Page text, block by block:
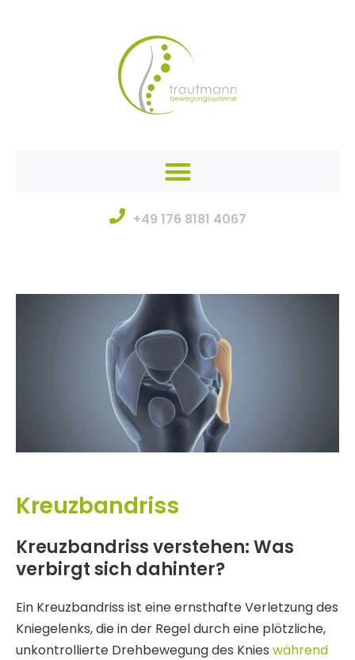
+49 176 8181 4067
Kreuzbandriss
Kreuzbandriss verstehen: Was
verbirgt sich dahinter?
Ein Kreuzbandriss ist eine ernsthafte Verletzung des
Kniegelenks, die in der Regel durch eine plötzliche,
unkontrollierte Drehbewegung des Knies während